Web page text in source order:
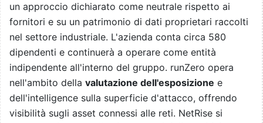
un approccio dichiarato come neutrale rispetto ai
fornitori e su un patrimonio di dati proprietari raccolti
nel settore industriale. L'azienda conta circa 580
dipendenti e continuerà a operare come entità
indipendente all'interno del gruppo. runZero opera
nell'ambito della valutazione dell'esposizione e
dell'intelligence sulla superficie d'attacco, offrendo
visibilità sugli asset connessi alle reti. NetRise si